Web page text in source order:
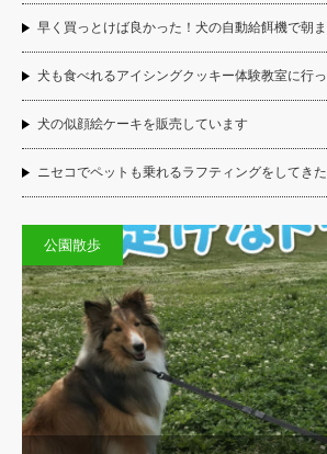
早く買っとけば良かった！犬の自動給餌機で朝ま
犬も食べれるアイシングクッキー体験教室に行
犬の似顔絵ケーキを販売しています
ニセコでペットも乗れるラフティングをしてき
公園散歩